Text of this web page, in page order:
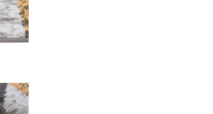
Nous utilisons des cookies pour personnaliser le contenu et les annonces,
Nous partageons également des informations sur votre utilisation de notre
partenaires peuvent combiner ces informations avec d'autres données que
utilisation de leurs services.
Les cookies indispensables sont cruciaux pour les fonctions de base du site
ne stockent aucune donnée permettant d'identifier personnellement un